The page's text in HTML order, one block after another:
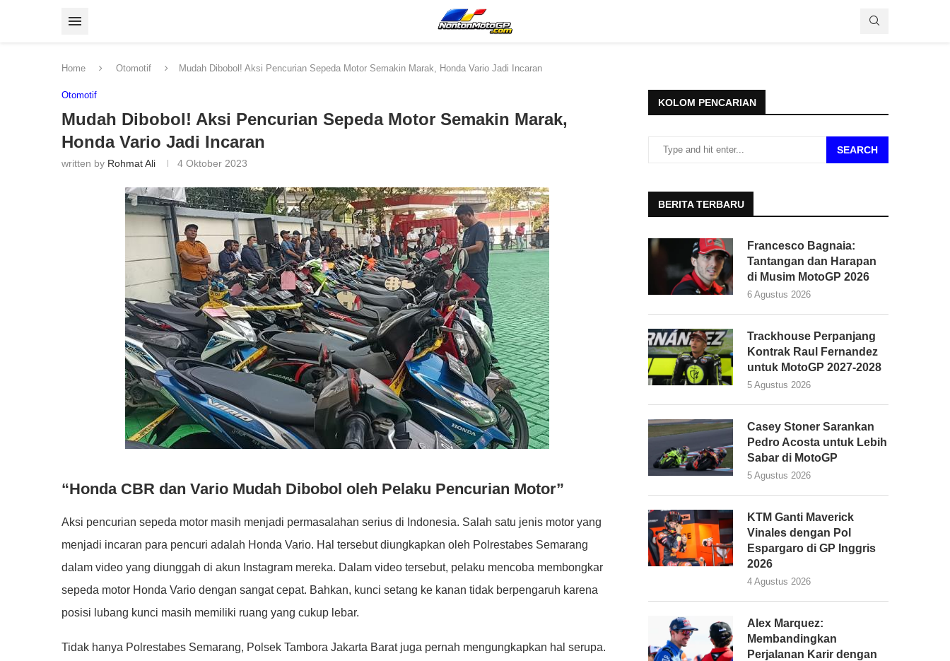
Home Otomotif Mudah Dibobol! Aksi Pencurian Sepeda Motor Semakin Marak, Honda Vario Jadi Incaran
Otomotif
Mudah Dibobol! Aksi Pencurian Sepeda Motor Semakin Marak,
Honda Vario Jadi Incaran
written by Rohmat Ali 4 Oktober 2023
“Honda CBR dan Vario Mudah Dibobol oleh Pelaku Pencurian Motor”
Aksi pencurian sepeda motor masih menjadi permasalahan serius di Indonesia. Salah satu jenis motor yang
menjadi incaran para pencuri adalah Honda Vario. Hal tersebut diungkapkan oleh Polrestabes Semarang
dalam video yang diunggah di akun Instagram mereka. Dalam video tersebut, pelaku mencoba membongkar
sepeda motor Honda Vario dengan sangat cepat. Bahkan, kunci setang ke kanan tidak berpengaruh karena
posisi lubang kunci masih memiliki ruang yang cukup lebar.
Tidak hanya Polrestabes Semarang, Polsek Tambora Jakarta Barat juga pernah mengungkapkan hal serupa.
KOLOM PENCARIAN
SEARCH
BERITA TERBARU
Francesco Bagnaia:
Tantangan dan Harapan
di Musim MotoGP 2026
6 Agustus 2026
Trackhouse Perpanjang
Kontrak Raul Fernandez
untuk MotoGP 2027-2028
5 Agustus 2026
Casey Stoner Sarankan
Pedro Acosta untuk Lebih
Sabar di MotoGP
5 Agustus 2026
KTM Ganti Maverick
Vinales dengan Pol
Espargaro di GP Inggris
2026
4 Agustus 2026
Alex Marquez:
Membandingkan
Perjalanan Karir dengan